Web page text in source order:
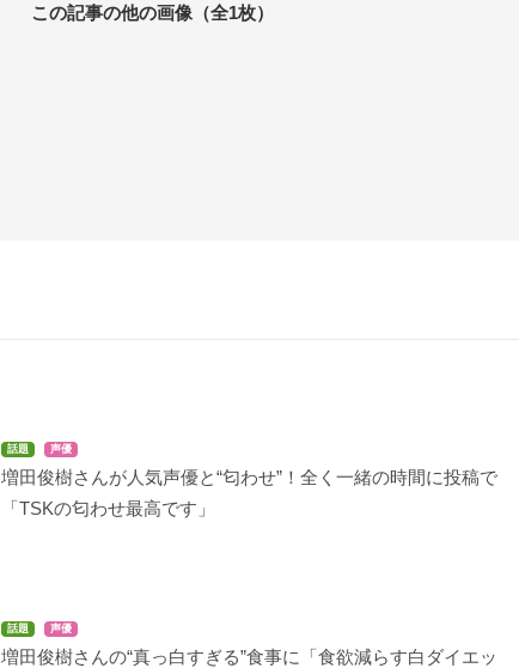
この記事の他の画像（全1枚）
話題 声優
増田俊樹さんが人気声優と“匂わせ”！全く一緒の時間に投稿で
「TSKの匂わせ最高です」
話題 声優
増田俊樹さんの“真っ白すぎる”食事に「食欲減らす白ダイエッ